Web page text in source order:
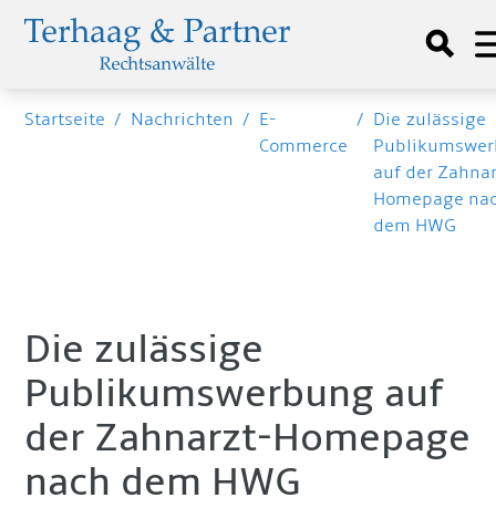
Startseite / Nachrichten / E-
Commerce
/ Die zulässige
auf der
Homepage
dem HWG
Die zulässige
Publikumswerbung auf
der Zahnarzt-Homepage
nach dem HWG